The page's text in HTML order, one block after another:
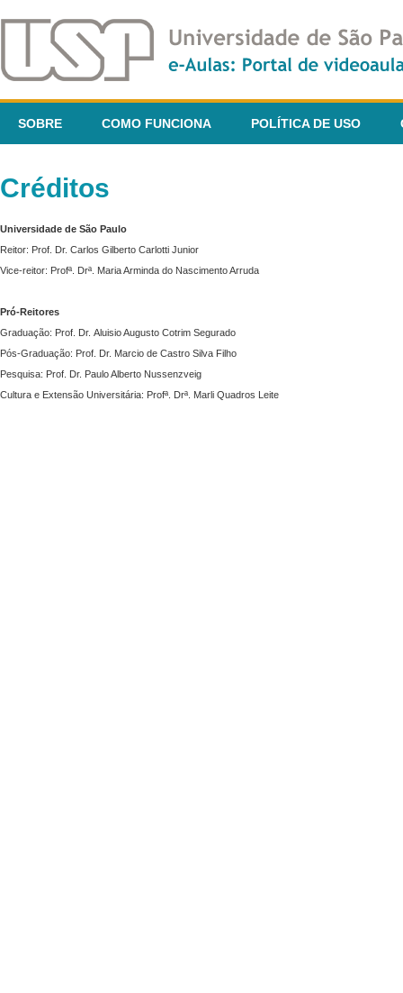
SOBRE COMO FUNCIONA POLÍTICA DE USO
Créditos
Universidade de São Paulo
Reitor: Prof. Dr. Carlos Gilberto Carlotti Junior
Vice-reitor: Profª. Drª. Maria Arminda do Nascimento Arruda
Pró-Reitores
Graduação: Prof. Dr. Aluisio Augusto Cotrim Segurado
Pós-Graduação: Prof. Dr. Marcio de Castro Silva Filho
Pesquisa: Prof. Dr. Paulo Alberto Nussenzveig
Cultura e Extensão Universitária: Profª. Drª. Marli Quadros Leite